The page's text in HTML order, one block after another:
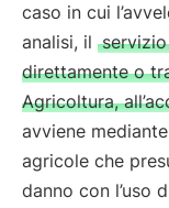
caso in cui
analisi, il
direttamente o
Agricoltura,
avviene
agricole che
danno con l’uso